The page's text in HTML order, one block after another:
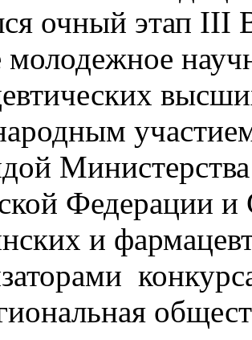
очный этап III
Федерации и
и